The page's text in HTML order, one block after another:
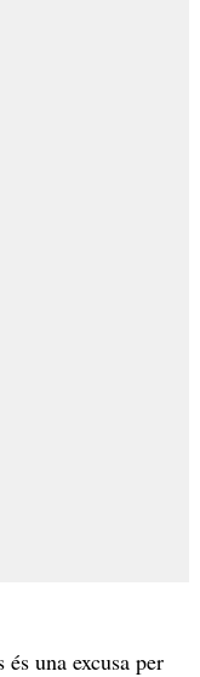
una excusa per